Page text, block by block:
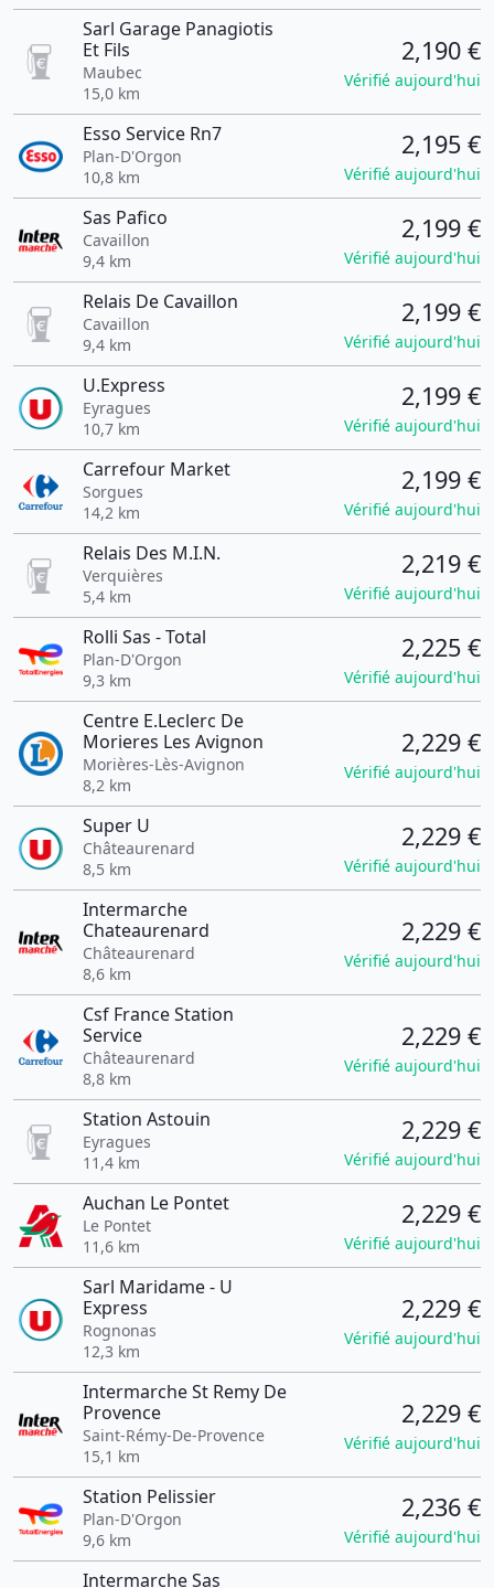
Sarl Garage Panagiotis
Et Fils
Maubec
15,0 km
2,190 €
Vérifié aujourd'hui
Esso Service Rn7
Plan-D'Orgon
10,8 km
2,195 €
Vérifié aujourd'hui
Sas Pafico
Cavaillon
9,4 km
2,199 €
Vérifié aujourd'hui
Relais De Cavaillon
Cavaillon
9,4 km
2,199 €
Vérifié aujourd'hui
U.Express
Eyragues
10,7 km
2,199 €
Vérifié aujourd'hui
Carrefour Market
Sorgues
14,2 km
2,199 €
Vérifié aujourd'hui
Relais Des M.I.N.
Verquières
5,4 km
2,219 €
Vérifié aujourd'hui
Rolli Sas - Total
Plan-D'Orgon
9,3 km
2,225 €
Vérifié aujourd'hui
Centre E.Leclerc De
Morieres Les Avignon
Morières-Lès-Avignon
8,2 km
2,229 €
Vérifié aujourd'hui
Super U
Châteaurenard
8,5 km
2,229 €
Vérifié aujourd'hui
Intermarche
Chateaurenard
Châteaurenard
8,6 km
2,229 €
Vérifié aujourd'hui
Csf France Station
Service
Châteaurenard
8,8 km
2,229 €
Vérifié aujourd'hui
Station Astouin
Eyragues
11,4 km
2,229 €
Vérifié aujourd'hui
Auchan Le Pontet
Le Pontet
11,6 km
2,229 €
Vérifié aujourd'hui
Sarl Maridame - U
Express
Rognonas
12,3 km
2,229 €
Vérifié aujourd'hui
Intermarche St Remy De
Provence
Saint-Rémy-De-Provence
15,1 km
2,229 €
Vérifié aujourd'hui
Station Pelissier
Plan-D'Orgon
9,6 km
2,236 €
Vérifié aujourd'hui
Intermarche Sas